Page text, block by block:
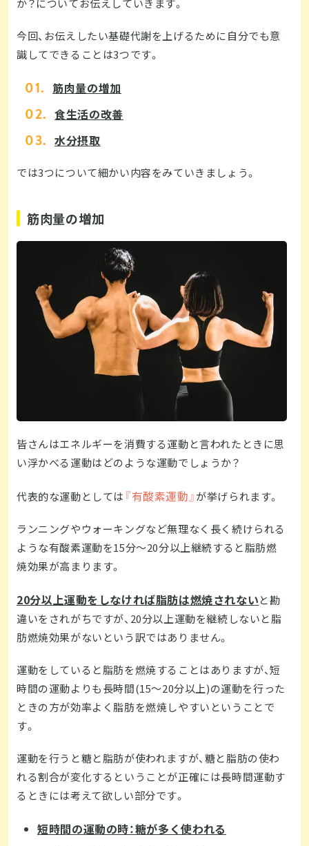
か？についてお伝えしていきます。
今回、お伝えしたい基礎代謝を上げるために自分でも意
識してできることは3つです。
筋肉量の増加
食生活の改善
水分摂取
では3つについて細かい内容をみていきましょう。
筋肉量の増加
皆さんはエネルギーを消費する運動と言われたときに思
い浮かべる運動はどのような運動でしょうか？
代表的な運動としては 『有酸素運動』が挙げられます。
ランニングやウォーキングなど無理なく長く続けられる
ような有酸素運動を15分～20分以上継続すると脂肪燃
焼効果が高まります。
20分以上運動をしなければ脂肪は燃焼されないと勘
違いをされがちですが、20分以上運動を継続しないと脂
肪燃焼効果がないという訳ではありません。
運動をしていると脂肪を燃焼することはありますが、短
時間の運動よりも長時間(15～20分以上)の運動を行った
ときの方が効率よく脂肪を燃焼しやすいということで
す。
運動を行うと糖と脂肪が使われますが、糖と脂肪の使わ
れる割合が変化するということが正確には長時間運動す
るときには考えて欲しい部分です。
短時間の運動の時：糖が多く使われる